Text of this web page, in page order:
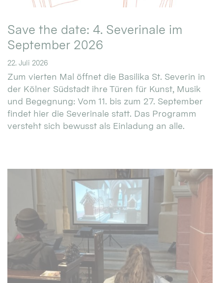
Save the date: 4. Severinale im
September 2026
22. Juli 2026
Zum vierten Mal öffnet die Basilika St. Severin in
der Kölner Südstadt ihre Türen für Kunst, Musik
und Begegnung: Vom 11. bis zum 27. September
findet hier die Severinale statt. Das Programm
versteht sich bewusst als Einladung an alle.